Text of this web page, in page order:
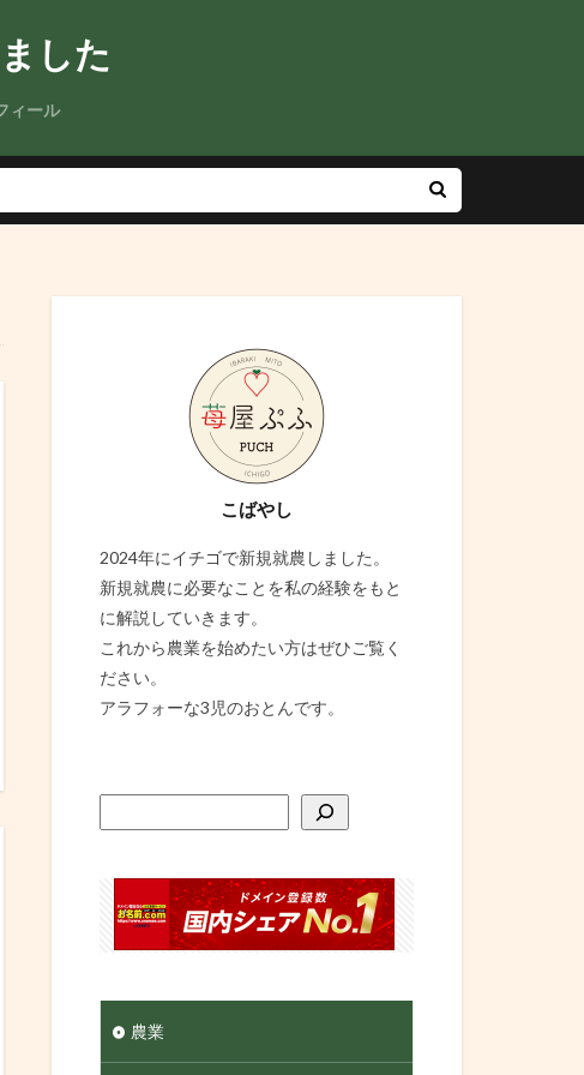
した
ィール
こばやし
2024年にイチゴで新規就農しました。
新規就農に必要なことを私の経験をもと
に解説していきます。
これから農業を始めたい方はぜひご覧く
ださい。
アラフォーな3児のおとんです。
農業